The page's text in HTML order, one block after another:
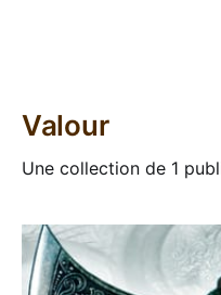
Valour
Une collection de 1